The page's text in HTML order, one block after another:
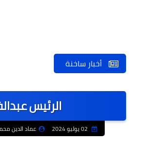
أخبار ساخنة
الرئيس
عماد الدين